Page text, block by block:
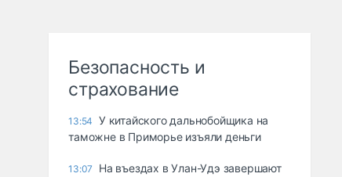
Безопасность и
страхование
13:54
У китайского дальнобойщика на
таможне в Приморье изъяли деньги
13:07
Ha въeздax в Улaн-Удэ зaвepшaют